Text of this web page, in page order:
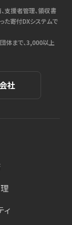
支援者管理、領収書
た寄付DXシステムで
体まで、3,000以上
社
ィ